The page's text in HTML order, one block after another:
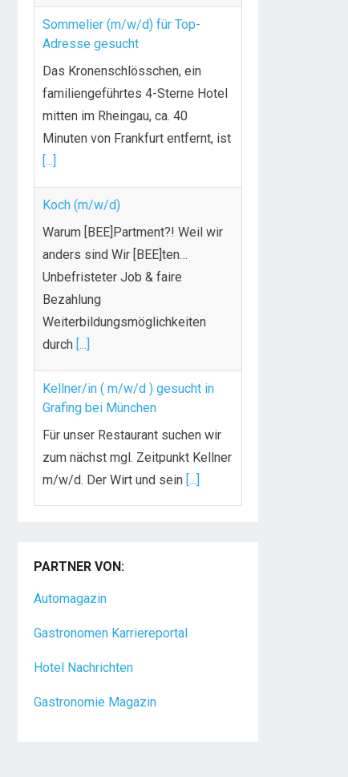
Sommelier (m/w/d) für Top-
Adresse gesucht
Das Kronenschlösschen, ein
familiengeführtes 4-Sterne Hotel
mitten im Rheingau, ca. 40
Minuten von Frankfurt entfernt, ist
[...]
Koch (m/w/d)
Warum [BEE]Partment?! Weil wir
anders sind Wir [BEE]ten…
Unbefristeter Job & faire
Bezahlung
Weiterbildungsmöglichkeiten
durch [...]
Kellner/in ( m/w/d ) gesucht in
Grafing bei München
Für unser Restaurant suchen wir
zum nächst mgl. Zeitpunkt Kellner
m/w/d. Der Wirt und sein [...]
Dein Arbeitsplatz mit
Urlaubsfeeling Chef de Rang
Leidenschaft und liebst[...]
PARTNER VON:
Automagazin
Gastronomen Karriereportal
Hotel Nachrichten
Gastronomie Magazin